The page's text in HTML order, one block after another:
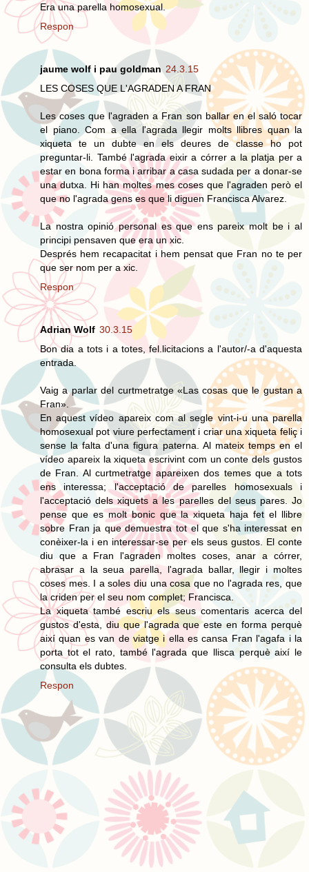
Era una parella homosexual.
Respon
jaume wolf i pau goldman 24.3.15
LES COSES QUE L'AGRADEN A FRAN
Les coses que l'agraden a Fran son ballar en el saló tocar
el piano. Com a ella l'agrada llegir molts llibres quan la
xiqueta te un dubte en els deures de classe ho pot
preguntar-li. També l'agrada eixir a córrer a la platja per a
estar en bona forma i arribar a casa sudada per a donar-se
una dutxa. Hi han moltes mes coses que l'agraden però el
que no l'agrada gens es que li diguen Francisca Alvarez.
La nostra opinió personal es que ens pareix molt be i al
principi pensaven que era un xic.
Després hem recapacitat i hem pensat que Fran no te per
que ser nom per a xic.
Respon
Adrian Wolf 30.3.15
Bon dia a tots i a totes, fel.licitacions a l'autor/-a d'aquesta
entrada.
Vaig a parlar del curtmetratge «Las cosas que le gustan a
Fran».
En aquest vídeo apareix com al segle vint-i-u una parella
homosexual pot viure perfectament i criar una xiqueta feliç i
sense la falta d'una figura paterna. Al mateix temps en el
vídeo apareix la xiqueta escrivint com un conte dels gustos
de Fran. Al curtmetratge apareixen dos temes que a tots
ens interessa; l'acceptació de parelles homosexuals i
l'acceptació dels xiquets a les parelles del seus pares. Jo
pense que es molt bonic que la xiqueta haja fet el llibre
sobre Fran ja que demuestra tot el que s'ha interessat en
conèixer-la i en interessar-se per els seus gustos. El conte
diu que a Fran l'agraden moltes coses, anar a córrer,
abrasar a la seua parella, l'agrada ballar, llegir i moltes
coses mes. I a soles diu una cosa que no l'agrada res, que
la criden per el seu nom complet; Francisca.
La xiqueta també escriu els seus comentaris acerca del
gustos d'esta, diu que l'agrada que este en forma perquè
així quan es van de viatge i ella es cansa Fran l'agafa i la
porta tot el rato, també l'agrada que llisca perquè així le
consulta els dubtes.
Respon